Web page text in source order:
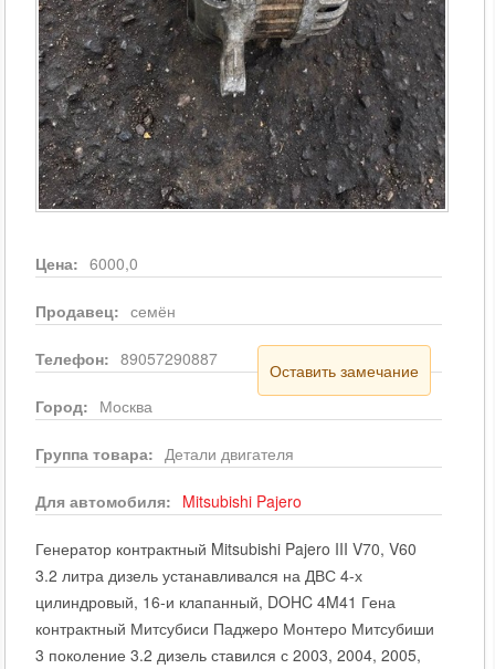
Цена: 6000,0
Продавец: семён
Телефон: 89057290887
Оставить замечание
Город: Москва
Группа товара: Детали двигателя
Для автомобиля: Mitsubishi Pajero
Генератор контрактный Mitsubishi Pajero III V70, V60
3.2 литра дизель устанавливался на ДВС 4-х
цилиндровый, 16-и клапанный, DOHC 4M41 Гена
контрактный Митсубиси Паджеро Монтеро Митсубиши
3 поколение 3.2 дизель ставился с 2003, 2004, 2005,